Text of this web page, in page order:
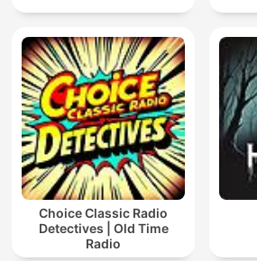
Choice Classic Radio
Detectives | Old Time
Radio